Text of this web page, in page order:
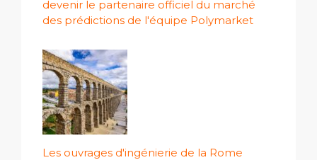
devenir le partenaire officiel du marché
des prédictions de l'équipe Polymarket
Les ouvrages d'ingénierie de la Rome